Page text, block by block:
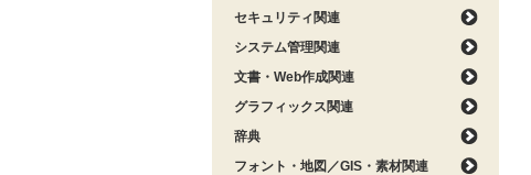
セキュリティ関連
システム管理関連
文書・Web作成関連
グラフィックス関連
辞典
フォント・地図／GIS・素材関連